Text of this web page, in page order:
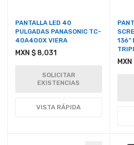
PANTALLA LED 40
PULGADAS PANASONIC TC-
40A400X VIERA
MXN $ 8,031
SOLICITAR
EXISTENCIAS
VISTA RÁPIDA
136"